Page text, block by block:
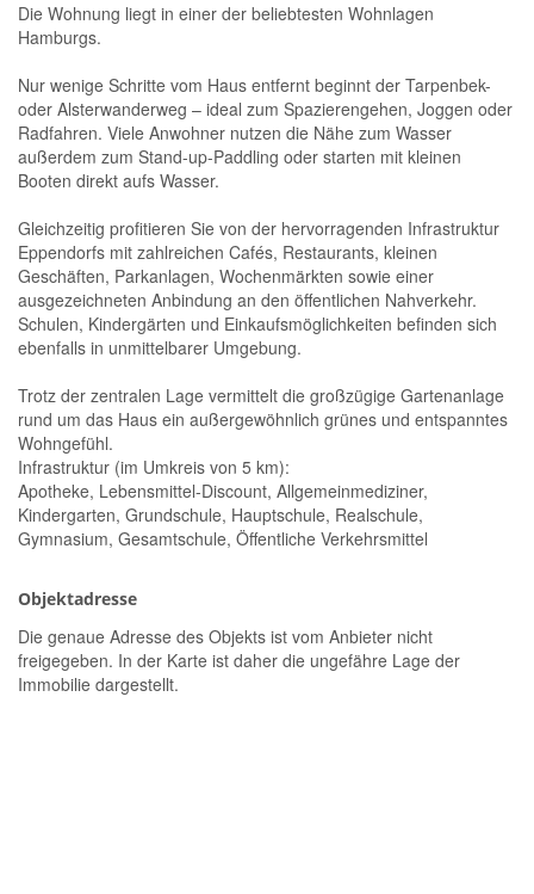
Die Wohnung liegt in einer der beliebtesten Wohnlagen
Hamburgs.
Nur wenige Schritte vom Haus entfernt beginnt der Tarpenbek-
oder Alsterwanderweg – ideal zum Spazierengehen, Joggen oder
Radfahren. Viele Anwohner nutzen die Nähe zum Wasser
außerdem zum Stand-up-Paddling oder starten mit kleinen
Booten direkt aufs Wasser.
Gleichzeitig profitieren Sie von der hervorragenden Infrastruktur
Eppendorfs mit zahlreichen Cafés, Restaurants, kleinen
Geschäften, Parkanlagen, Wochenmärkten sowie einer
ausgezeichneten Anbindung an den öffentlichen Nahverkehr.
Schulen, Kindergärten und Einkaufsmöglichkeiten befinden sich
ebenfalls in unmittelbarer Umgebung.
Trotz der zentralen Lage vermittelt die großzügige Gartenanlage
rund um das Haus ein außergewöhnlich grünes und entspanntes
Wohngefühl.
Infrastruktur (im Umkreis von 5 km):
Apotheke, Lebensmittel-Discount, Allgemeinmediziner,
Kindergarten, Grundschule, Hauptschule, Realschule,
Gymnasium, Gesamtschule, Öffentliche Verkehrsmittel
Objektadresse
Die genaue Adresse des Objekts ist vom Anbieter nicht
freigegeben. In der Karte ist daher die ungefähre Lage der
Immobilie dargestellt.